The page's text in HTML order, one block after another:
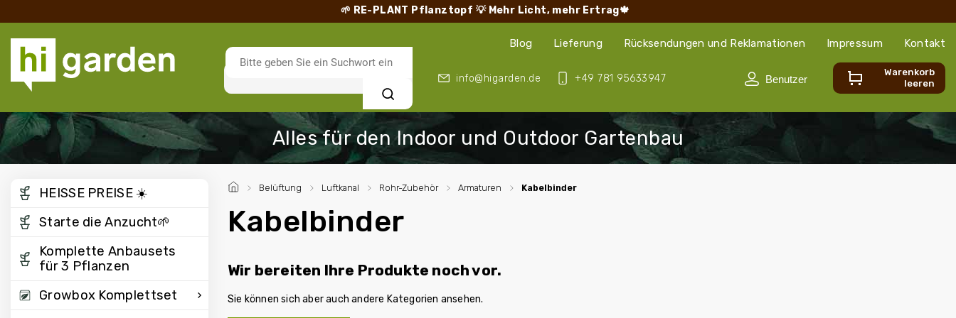
🌱 RE-PLANT Pflanztopf 💡 Mehr Licht, mehr Ertrag🍁
+49 781 95633947
info@higarden.de
Blog Lieferung Rücksendungen und Reklamationen Impressum Kontakt
Suchen
Warenkorb
leeren
/ Belüftung / Luftkanal / Rohr-Zubehör / Armaturen / Kabelbinder
HEISSE PREISE ☀️
Starte die Anzucht🌱
Komplette Anbausets
für 3 Pflanzen
Growbox Komplettset
Kabelbinder
Wir bereiten Ihre Produkte noch vor.
Sie können sich aber auch andere Kategorien ansehen.